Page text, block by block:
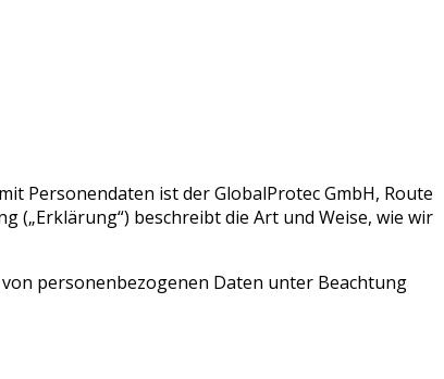
Personendaten ist der GlobalProtec GmbH, Route
(„Erklärung“) beschreibt die Art und Weise, wie wir
personenbezogenen Daten unter Beachtung